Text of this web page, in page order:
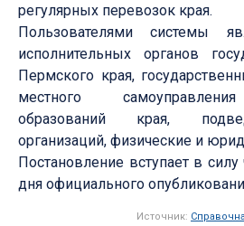
регулярных перевозок края.
Пользователями системы
исполнительных органов
Пермского края,
местного
образований края,
организаций, физические и
Постановление вступает в
дня официального
Источник: